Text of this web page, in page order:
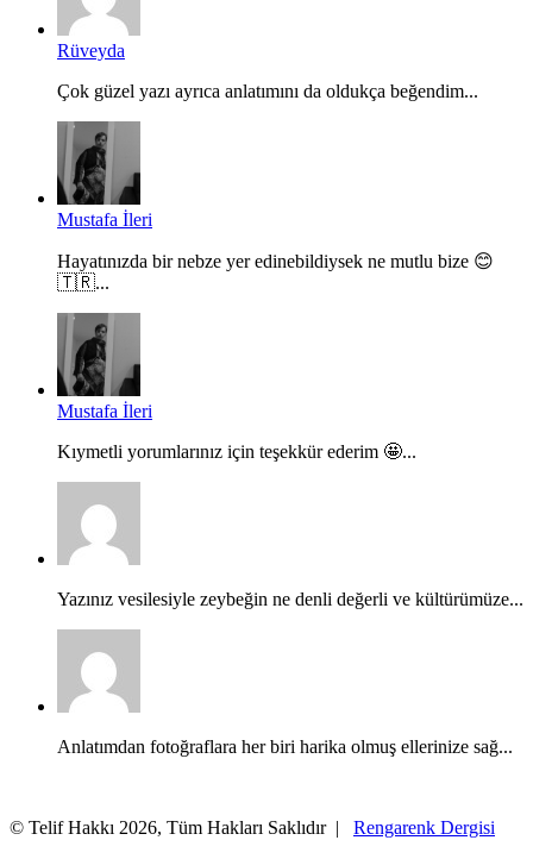
Rüveyda
Çok güzel yazı ayrıca anlatımını da oldukça beğendim...
Mustafa İleri
Hayatınızda bir nebze yer edinebildiysek ne mutlu bize 😊
🇹🇷...
Mustafa İleri
Kıymetli yorumlarınız için teşekkür ederim 🤩...
Yazınız vesilesiyle zeybeğin ne denli değerli ve kültürümüze...
Anlatımdan fotoğraflara her biri harika olmuş ellerinize sağ...
© Telif Hakkı 2026, Tüm Hakları Saklıdır | Rengarenk Dergisi